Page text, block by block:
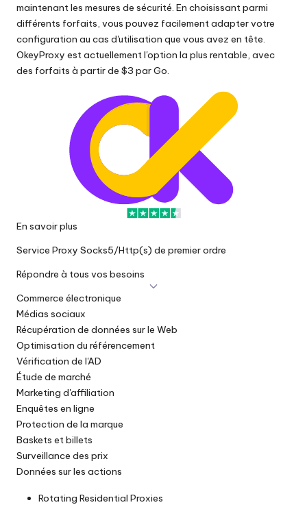
maintenant les mesures de sécurité. En choisissant parmi
différents forfaits, vous pouvez facilement adapter votre
configuration au cas d'utilisation que vous avez en tête.
OkeyProxy est actuellement l'option la plus rentable, avec
des forfaits à partir de $3 par Go.
En savoir plus
Service Proxy Socks5/Http(s) de premier ordre
Répondre à tous vos besoins
Commerce électronique
Médias sociaux
Récupération de données sur le Web
Optimisation du référencement
Vérification de l'AD
Étude de marché
Marketing d'affiliation
Enquêtes en ligne
Protection de la marque
Baskets et billets
Surveillance des prix
Données sur les actions
Rotating Residential Proxies